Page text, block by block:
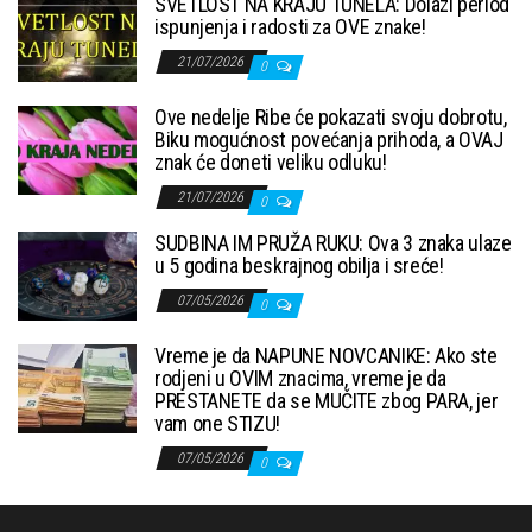
ispunjenja i radosti za OVE znake!
21/07/2026 0
Ove nedelje Ribe će pokazati svoju dobrotu,
Biku mogućnost povećanja prihoda, a OVAJ
znak će doneti veliku odluku!
21/07/2026 0
SUDBINA IM PRUŽA RUKU: Ova 3 znaka ulaze
u 5 godina beskrajnog obilja i sreće!
07/05/2026 0
Vreme je da NAPUNE NOVCANIKE: Ako ste
rodjeni u OVIM znacima, vreme je da
PRESTANETE da se MUČITE zbog PARA, jer
vam one STIZU!
07/05/2026 0